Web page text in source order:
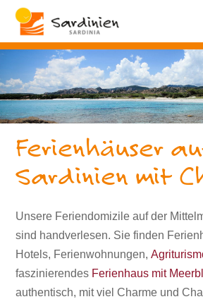
Ferienhäuser
Sardinien mit
Unsere Feriendomizile auf der
sind handverlesen. Sie finden
Hotels, Ferienwohnungen,
faszinierendes Ferienhaus mit
authentisch, mit viel Charme und